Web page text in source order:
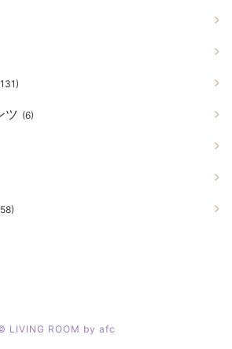
ツ (6)
LIVING ROOM by afc